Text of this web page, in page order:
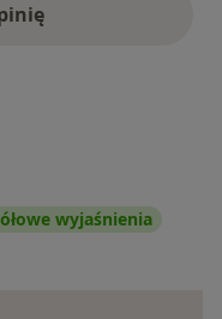
wyjaśnienia